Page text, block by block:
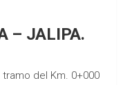
– JALIPA.
del Km. 0+000